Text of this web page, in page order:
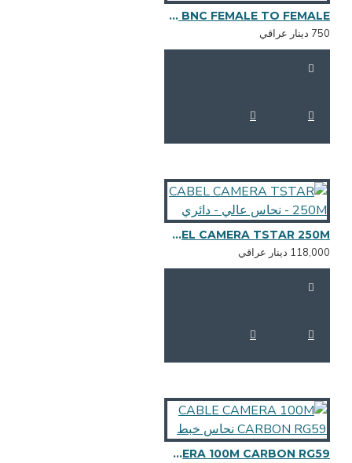
BNC to BNC FEMALE TO FEMALE
CABEL CAMERA TSTAR 250M - نحاس عالي - دائري
دينار عراقي
CABLE CAMERA 100M CARBON RG59 نحاس خبط